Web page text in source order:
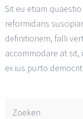
Sit eu etiam
reformidans
definitionem, falli
accommodare at
ex ius purto
Zoeken